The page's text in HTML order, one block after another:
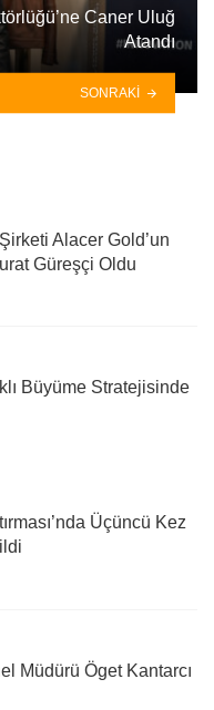
Caner Uluğ
Atandı
SONRAKI
Alacer Gold’un
Güreşçi Oldu
Büyüme Stratejisinde
Üçüncü Kez
Müdürü Öget Kantarcı